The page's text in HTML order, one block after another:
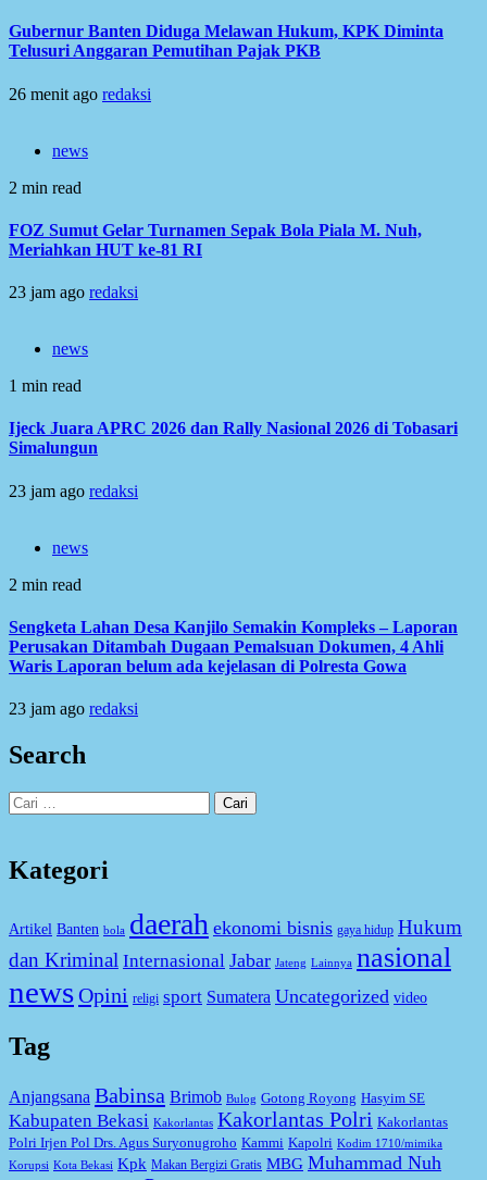
Gubernur Banten Diduga Melawan Hukum, KPK Diminta
Telusuri Anggaran Pemutihan Pajak PKB
26 menit ago redaksi
news
2 min read
FOZ Sumut Gelar Turnamen Sepak Bola Piala M. Nuh,
Meriahkan HUT ke-81 RI
23 jam ago redaksi
news
1 min read
Ijeck Juara APRC 2026 dan Rally Nasional 2026 di Tobasari
Simalungun
23 jam ago redaksi
news
2 min read
Sengketa Lahan Desa Kanjilo Semakin Kompleks – Laporan
Perusakan Ditambah Dugaan Pemalsuan Dokumen, 4 Ahli
Waris Laporan belum ada kejelasan di Polresta Gowa
23 jam ago redaksi
Search
Cari
untuk:
Kategori
Artikel Banten bola daerah ekonomi bisnis gaya hidup Hukum
dan Kriminal Internasional Jabar Jateng Lainnya nasional
newsOpini religi sport Sumatera Uncategorized video
Tag
Anjangsana Babinsa Brimob Bulog Gotong Royong Hasyim SE
Kabupaten Bekasi Kakorlantas Kakorlantas Polri Kakorlantas
Polri Irjen Pol Drs. Agus Suryonugroho Kammi Kapolri Kodim 1710/mimika
Korupsi Kota Bekasi Kpk Makan Bergizi Gratis MBG Muhammad Nuh